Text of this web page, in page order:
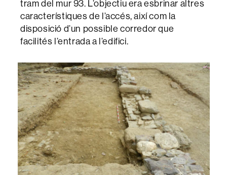
tram del mur 93. L’objectiu era esbrinar altres
característiques de l’accés, així com la
disposició d’un possible corredor que
facilités l’entrada a l’edifici.